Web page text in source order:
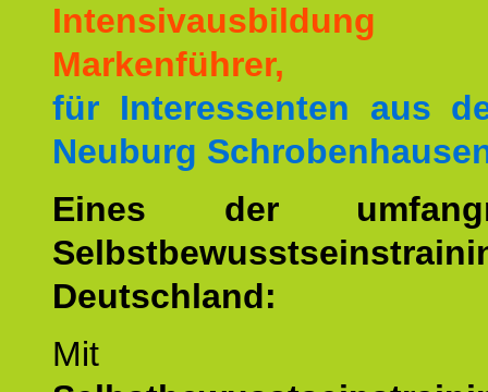
Markenführer,
für Interessenten aus
Neuburg
Eines der
Deutschland:
Mit